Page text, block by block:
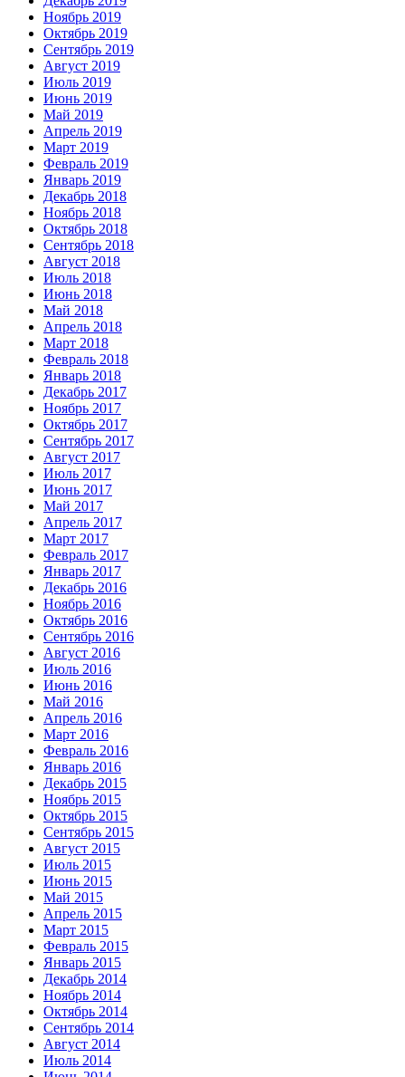
Ноябрь 2019
Октябрь 2019
Сентябрь 2019
Август 2019
Июль 2019
Июнь 2019
Май 2019
Апрель 2019
Март 2019
Февраль 2019
Январь 2019
Декабрь 2018
Ноябрь 2018
Октябрь 2018
Сентябрь 2018
Август 2018
Июль 2018
Июнь 2018
Май 2018
Апрель 2018
Март 2018
Февраль 2018
Январь 2018
Декабрь 2017
Ноябрь 2017
Октябрь 2017
Сентябрь 2017
Август 2017
Июль 2017
Июнь 2017
Май 2017
Апрель 2017
Март 2017
Февраль 2017
Январь 2017
Декабрь 2016
Ноябрь 2016
Октябрь 2016
Сентябрь 2016
Август 2016
Июль 2016
Июнь 2016
Май 2016
Апрель 2016
Март 2016
Февраль 2016
Январь 2016
Декабрь 2015
Ноябрь 2015
Октябрь 2015
Сентябрь 2015
Август 2015
Июль 2015
Июнь 2015
Май 2015
Апрель 2015
Март 2015
Февраль 2015
Январь 2015
Декабрь 2014
Ноябрь 2014
Октябрь 2014
Сентябрь 2014
Август 2014
Июль 2014